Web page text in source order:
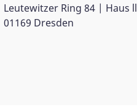
Leutewitzer Ring 84 | Haus ll
01169 Dresden